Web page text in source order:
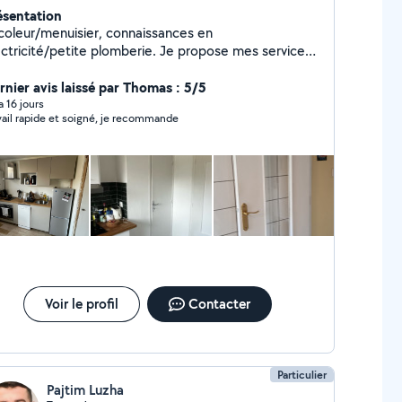
menuisier, connaissances en
petite plomberie. Je propose mes services,
avis laissé par Thomas : 5/5
16 jours
rapide et soigné, je recommande
Voir le profil Contacter
Particulier
Pajtim Luzha